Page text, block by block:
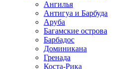
Ангилья
Антигуа и Барбуда
Аруба
Багамские острова
Барбадос
Доминикана
Гренада
Коста-Рика